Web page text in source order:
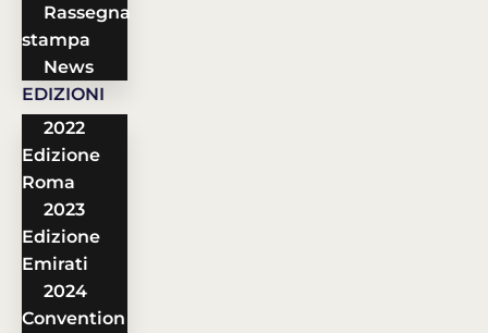
Rassegna
stampa
News
EDIZIONI
2022
Edizione
Roma
2023
Edizione
Emirati
2024
Convention